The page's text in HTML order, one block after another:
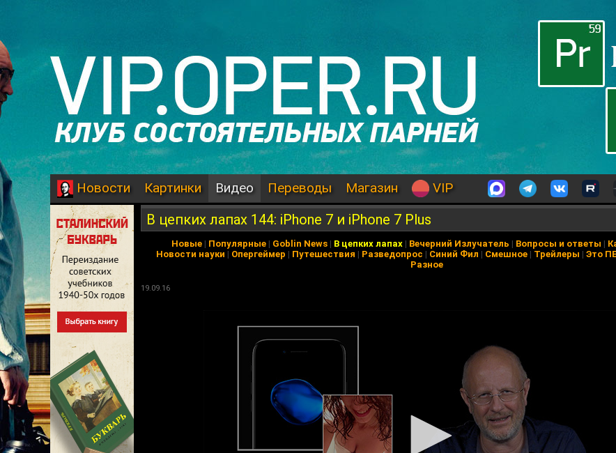
Новости Картинки Видео Переводы Магазин VIP
В цепких лапах 144: iPhone 7 и iPhone 7 Plus
Новые | Популярные | Goblin News | В цепких лапах | Вечерний Излучатель | Вопросы и ответы |
Новости науки | Опергеймер | Путешествия | Разведопрос | Синий Фил | Смешное | Трейлеры | Это
Разное
19.09.16